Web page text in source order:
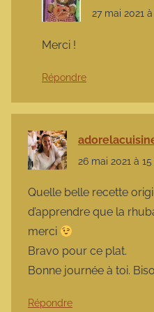
27 mai 2021
Merci !
Répondre
26 mai 2021 à
Quelle belle recette
d’apprendre que la
merci
Bravo pour ce plat.
Bonne journée à toi.
Répondre